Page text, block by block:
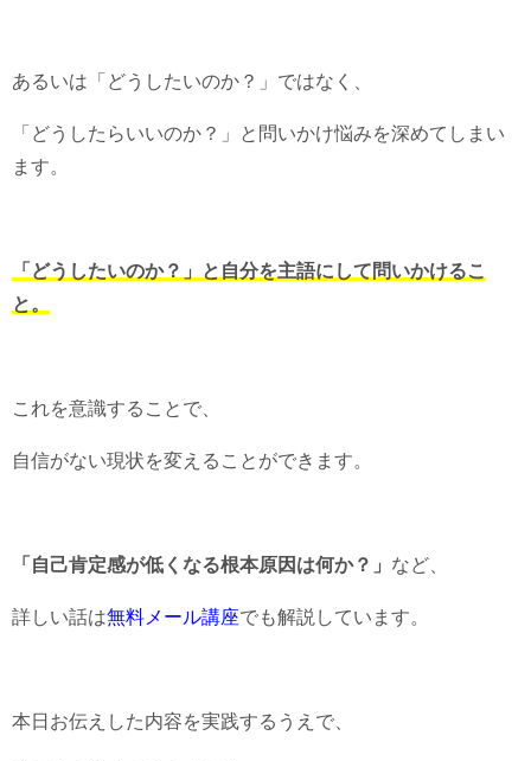
あるいは「どうしたいのか？」ではなく、
「どうしたらいいのか？」と問いかけ悩みを深めてしまい
ます。
「どうしたいのか？」と自分を主語にして問いかけるこ
と。
これを意識することで、
自信がない現状を変えることができます。
「自己肯定感が低くなる根本原因は何か？」 など、
詳しい話は無料メール講座でも解説しています。
本日お伝えした内容を実践するうえで、